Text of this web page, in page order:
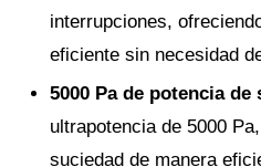
interrupciones,
eficiente sin necesidad
5000 Pa de potencia de
ultrapotencia de 5000
suciedad de manera